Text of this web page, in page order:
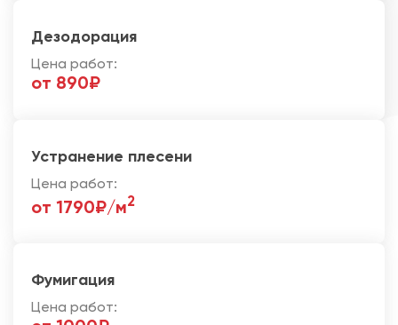
Дезодорация
Цена работ:
от 890₽
Устранение плесени
Цена работ:
от 1790₽/м2
Фумигация
Цена работ: